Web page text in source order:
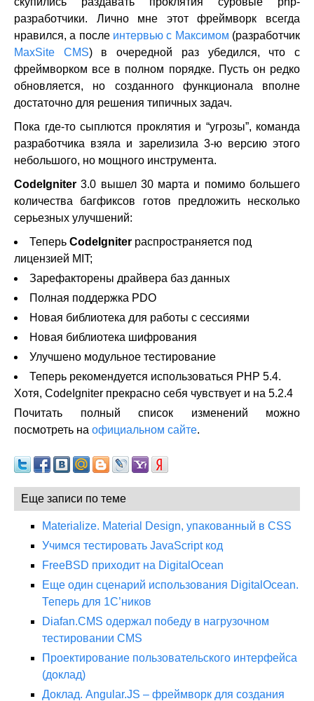
разработчики. Лично мне этот фреймворк всегда
нравился, а после интервью с Максимом (разработчик
MaxSite CMS) в очередной раз убедился, что с
фреймворком все в полном порядке. Пусть он редко
обновляется, но созданного функционала вполне
достаточно для решения типичных задач.
Пока где-то сыплются проклятия и “угрозы”, команда
разработчика взяла и зарелизила 3-ю версию этого
небольшого, но мощного инструмента.
CodeIgniter 3.0 вышел 30 марта и помимо большего
количества багфиксов готов предложить несколько
серьезных улучшений:
Теперь CodeIgniter распространяется под
лицензией MIT;
Зарефакторены драйвера баз данных
Полная поддержка PDO
Новая библиотека для работы с сессиями
Новая библиотека шифрования
Улучшено модульное тестирование
Теперь рекомендуется использоваться PHP 5.4.
Хотя, CodeIgniter прекрасно себя чувствует и на 5.2.4
Почитать полный список изменений можно
посмотреть на официальном сайте.
Еще записи по теме
Materialize. Material Design, упакованный в CSS
Учимся тестировать JavaScript код
FreeBSD приходит на DigitalOcean
Еще один сценарий использования DigitalOcean.
Теперь для 1С’ников
Diafan.CMS одержал победу в нагрузочном
тестировании CMS
Проектирование пользовательского интерфейса
(доклад)
Доклад. Angular.JS – фреймворк для создания